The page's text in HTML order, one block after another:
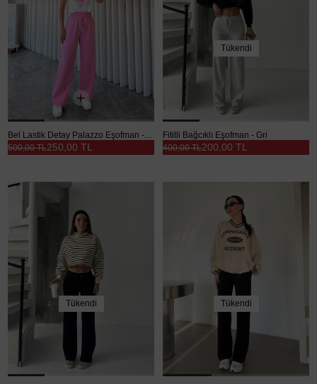
Bel Lastik Detay Palazzo Eşofman - Pembe
250,00 TL
500,00 TL
Tükendi
Fitilli Bağcıklı Eşofman - Gri
200,00 TL
400,00 TL
Tükendi Tükendi